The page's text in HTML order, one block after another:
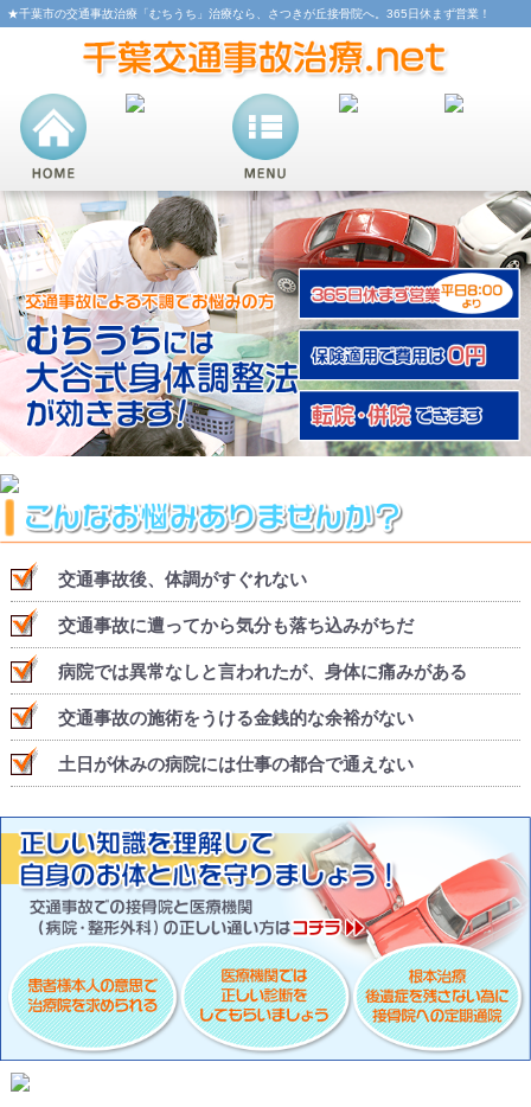
★千葉市の交通事故治療「むちうち」治療なら、さつきが丘接骨院へ。365日休まず営業！
交通事故後、体調がすぐれない
交通事故に遭ってから気分も落ち込みがちだ
病院では異常なしと言われたが、身体に痛みがある
交通事故の施術をうける金銭的な余裕がない
土日が休みの病院には仕事の都合で通えない